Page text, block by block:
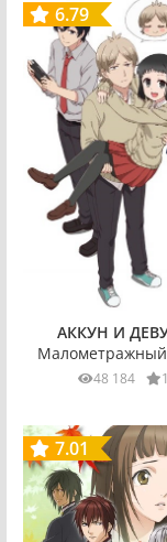
6.79
АККУН И
Малометражный
48 184
7.01